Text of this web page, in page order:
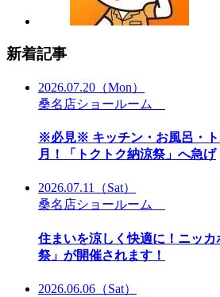
新着記事
2026.07.20 （Mon）
桑名店ショールーム
※必見※ キッチン・お風呂・ト
月！「トクトク納涼祭」へ急げ
2026.07.11
（Sat）
桑名店ショールーム
住まいを涼しく快適に！ニッ
祭」が開催されます！
2026.06.06 （Sat）